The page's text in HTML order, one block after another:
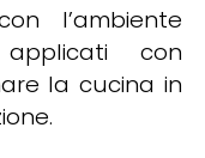
l’ambiente
con
la cucina in